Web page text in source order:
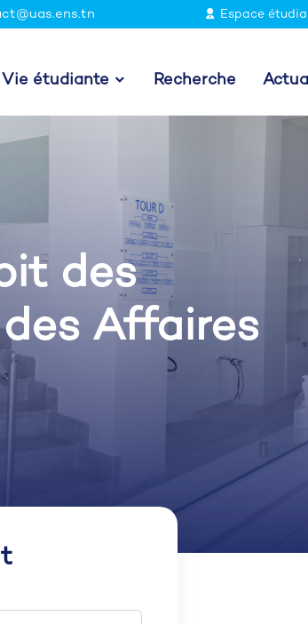
Espace
Vie étudiante Recherche
des
Affaires